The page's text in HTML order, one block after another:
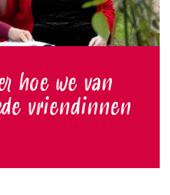
hoe we van
vriendinnen